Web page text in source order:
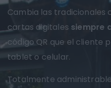
Cambia las tradicionales
cartas digitales siempre
código QR que el cliente
tablet o celular.
Totalmente